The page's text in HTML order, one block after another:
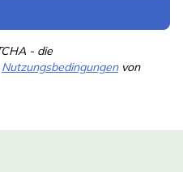
- die
Nutzungsbedingungenvon